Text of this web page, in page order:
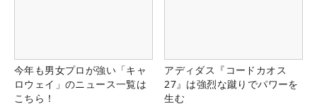
今年も男女プロが強い「キャ
ロウェイ」のニュース一覧は
こちら！
アディダス『コードカオス
27』は強烈な蹴りでパワーを
生む